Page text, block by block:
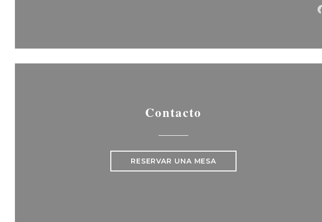
Contacto
RESERVAR UNA MESA